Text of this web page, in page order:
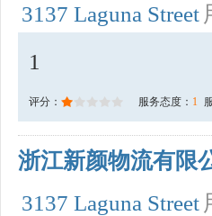
3137 Laguna Street
1
评分： 服务态度： 1
浙江新颜物流有限
3137 Laguna Street